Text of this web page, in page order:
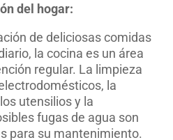
del hogar:
de deliciosas comidas
la cocina es un área
regular. La limpieza
la
utensilios y la
fugas de agua son
para su mantenimiento.